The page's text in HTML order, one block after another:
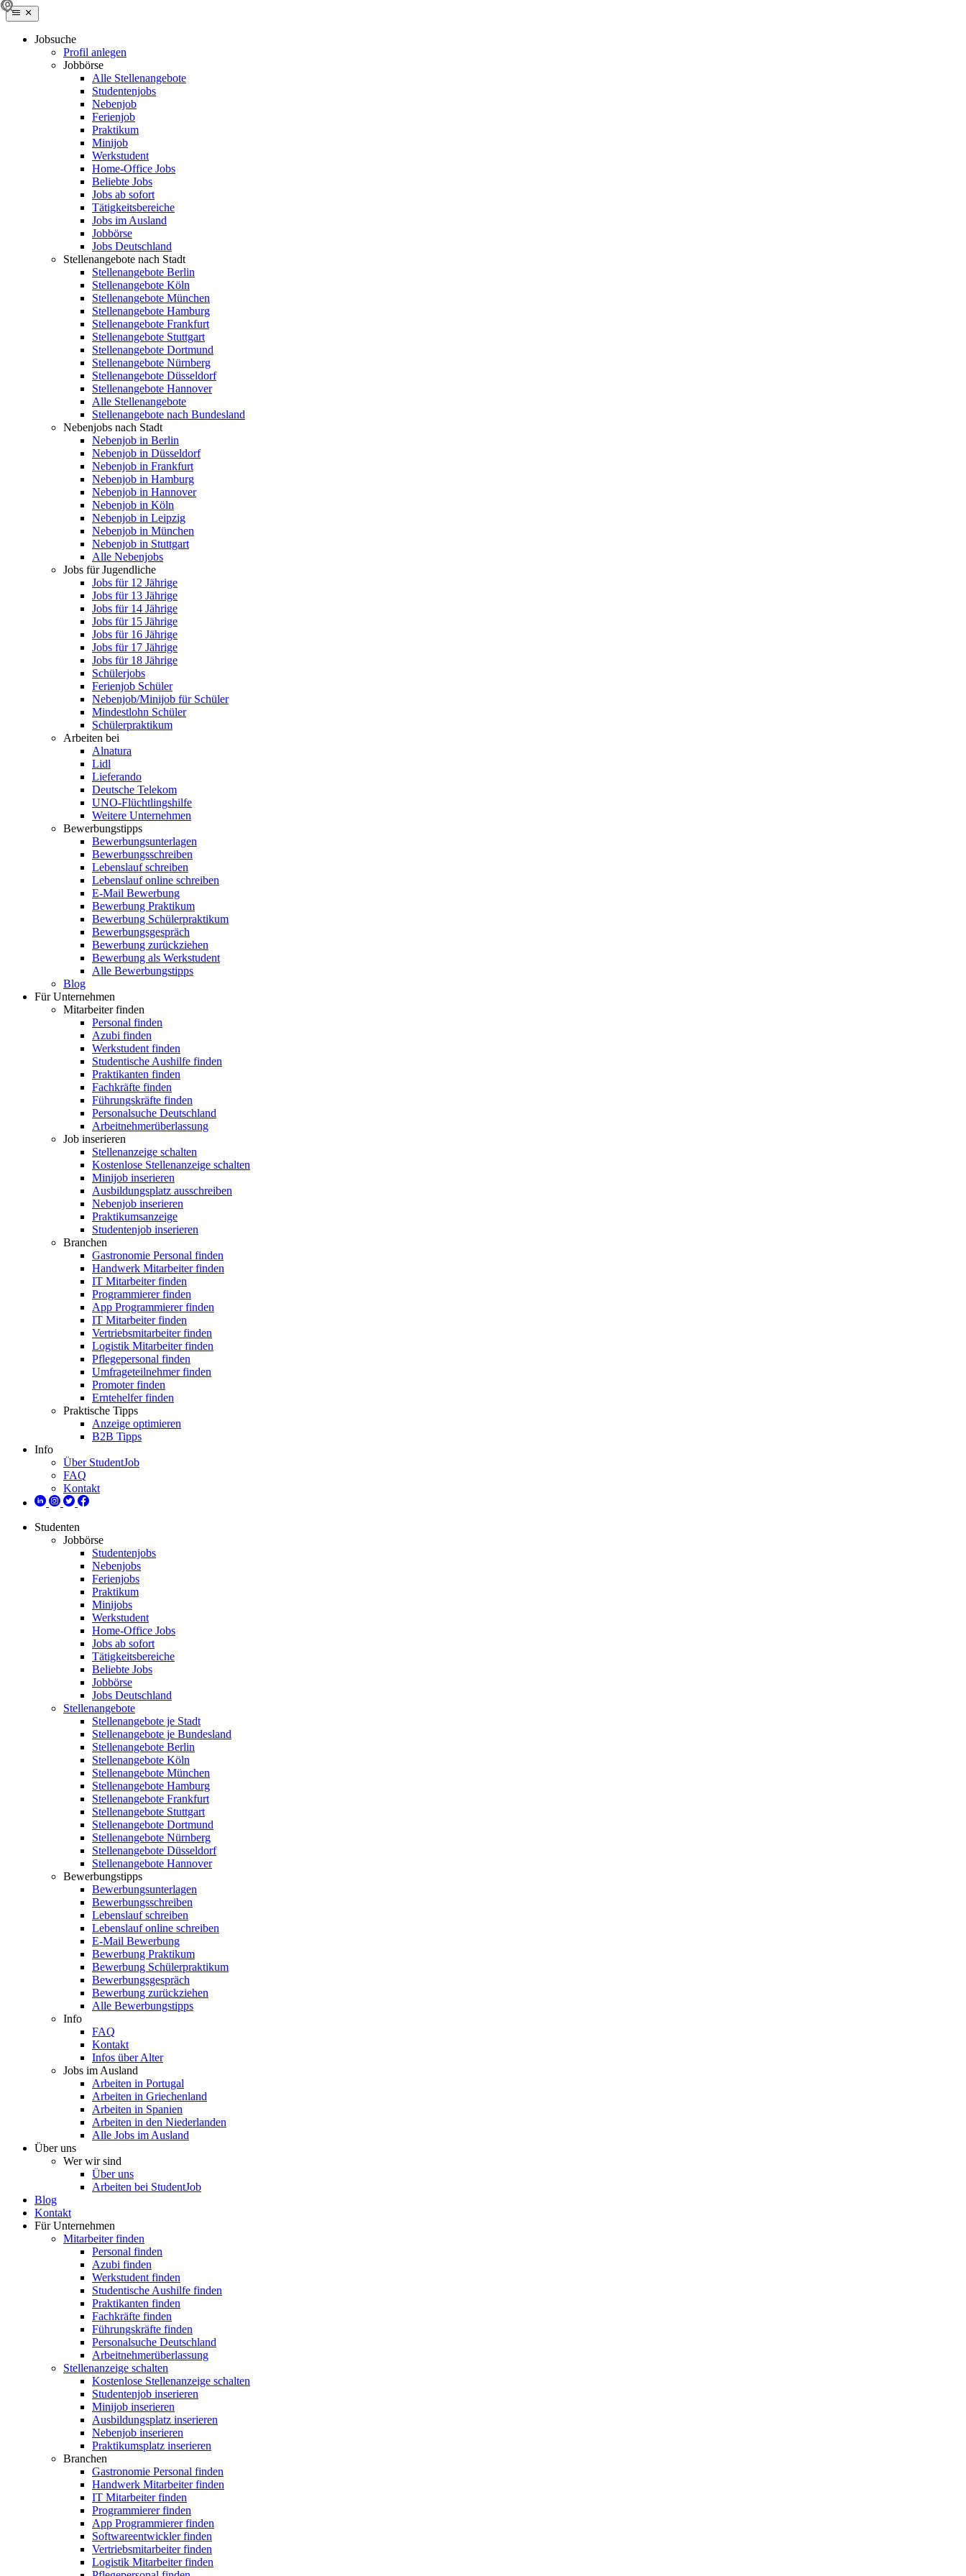
Jobsuche
Profil anlegen
Jobbörse
Alle Stellenangebote
Studentenjobs
Nebenjob
Ferienjob
Praktikum
Minijob
Werkstudent
Home-Office Jobs
Beliebte Jobs
Jobs ab sofort
Tätigkeitsbereiche
Jobs im Ausland
Jobbörse
Jobs Deutschland
Stellenangebote nach Stadt
Stellenangebote Berlin
Stellenangebote Köln
Stellenangebote München
Stellenangebote Hamburg
Stellenangebote Frankfurt
Stellenangebote Stuttgart
Stellenangebote Dortmund
Stellenangebote Nürnberg
Stellenangebote Düsseldorf
Stellenangebote Hannover
Alle Stellenangebote
Stellenangebote nach Bundesland
Nebenjobs nach Stadt
Nebenjob in Berlin
Nebenjob in Düsseldorf
Nebenjob in Frankfurt
Nebenjob in Hamburg
Nebenjob in Hannover
Nebenjob in Köln
Nebenjob in Leipzig
Nebenjob in München
Nebenjob in Stuttgart
Alle Nebenjobs
Jobs für Jugendliche
Jobs für 12 Jährige
Jobs für 13 Jährige
Jobs für 14 Jährige
Jobs für 15 Jährige
Jobs für 16 Jährige
Jobs für 17 Jährige
Jobs für 18 Jährige
Schülerjobs
Ferienjob Schüler
Nebenjob/Minijob für Schüler
Mindestlohn Schüler
Schülerpraktikum
Arbeiten bei
Alnatura
Lidl
Lieferando
Deutsche Telekom
UNO-Flüchtlingshilfe
Weitere Unternehmen
Bewerbungstipps
Bewerbungsunterlagen
Bewerbungsschreiben
Lebenslauf schreiben
Lebenslauf online schreiben
E-Mail Bewerbung
Bewerbung Praktikum
Bewerbung Schülerpraktikum
Bewerbungsgespräch
Bewerbung zurückziehen
Bewerbung als Werkstudent
Alle Bewerbungstipps
Blog
Für Unternehmen
Mitarbeiter finden
Personal finden
Azubi finden
Werkstudent finden
Studentische Aushilfe finden
Praktikanten finden
Fachkräfte finden
Führungskräfte finden
Personalsuche Deutschland
Arbeitnehmerüberlassung
Job inserieren
Stellenanzeige schalten
Kostenlose Stellenanzeige schalten
Minijob inserieren
Ausbildungsplatz ausschreiben
Nebenjob inserieren
Praktikumsanzeige
Studentenjob inserieren
Branchen
Gastronomie Personal finden
Handwerk Mitarbeiter finden
IT Mitarbeiter finden
Programmierer finden
App Programmierer finden
IT Mitarbeiter finden
Vertriebsmitarbeiter finden
Logistik Mitarbeiter finden
Pflegepersonal finden
Umfrageteilnehmer finden
Promoter finden
Erntehelfer finden
Praktische Tipps
Anzeige optimieren
B2B Tipps
Info
Über StudentJob
FAQ
Kontakt
Studenten
Jobbörse
Studentenjobs
Nebenjobs
Ferienjobs
Praktikum
Minijobs
Werkstudent
Home-Office Jobs
Jobs ab sofort
Tätigkeitsbereiche
Beliebte Jobs
Jobbörse
Jobs Deutschland
Stellenangebote
Stellenangebote je Stadt
Stellenangebote je Bundesland
Stellenangebote Berlin
Stellenangebote Köln
Stellenangebote München
Stellenangebote Hamburg
Stellenangebote Frankfurt
Stellenangebote Stuttgart
Stellenangebote Dortmund
Stellenangebote Nürnberg
Stellenangebote Düsseldorf
Stellenangebote Hannover
Bewerbungstipps
Bewerbungsunterlagen
Bewerbungsschreiben
Lebenslauf schreiben
Lebenslauf online schreiben
E-Mail Bewerbung
Bewerbung Praktikum
Bewerbung Schülerpraktikum
Bewerbungsgespräch
Bewerbung zurückziehen
Alle Bewerbungstipps
Info
FAQ
Kontakt
Infos über Alter
Jobs im Ausland
Arbeiten in Portugal
Arbeiten in Griechenland
Arbeiten in Spanien
Arbeiten in den Niederlanden
Alle Jobs im Ausland
Über uns
Wer wir sind
Über uns
Arbeiten bei StudentJob
Blog
Kontakt
Für Unternehmen
Mitarbeiter finden
Personal finden
Azubi finden
Werkstudent finden
Studentische Aushilfe finden
Praktikanten finden
Fachkräfte finden
Führungskräfte finden
Personalsuche Deutschland
Arbeitnehmerüberlassung
Stellenanzeige schalten
Kostenlose Stellenanzeige schalten
Studentenjob inserieren
Minijob inserieren
Ausbildungsplatz inserieren
Nebenjob inserieren
Praktikumsplatz inserieren
Branchen
Gastronomie Personal finden
Handwerk Mitarbeiter finden
IT Mitarbeiter finden
Programmierer finden
App Programmierer finden
Softwareentwickler finden
Vertriebsmitarbeiter finden
Logistik Mitarbeiter finden